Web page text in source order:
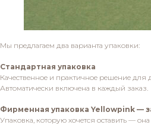
Мы предлагаем два варианта упаковки:
Стандартная упаковка
Качественное и практичное решение для
Автоматически включена в каждый заказ.
Фирменная упаковка Yellowpink —
Упаковка, которую хочется оставить —